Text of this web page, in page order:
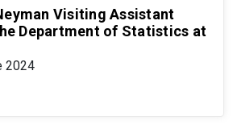
Visiting Assistant
Department of Statistics at
2024